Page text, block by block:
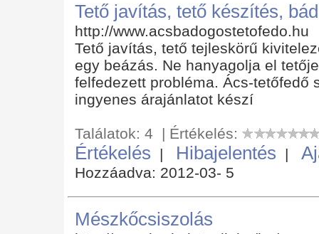
Tető javítás, tető készítés,
http://www.acsbadogostetofedo.hu
Tető javítás, tető tejleskörű
egy beázás. Ne hanyagolja el
felfedezett probléma. Ács-tetőfedő
ingyenes árajánlatot készí
Találatok: 4 | Értékelés:
Értékelés | Hibajelentés |
Hozzáadva: 2012-03- 5
Mészkőcsiszolás